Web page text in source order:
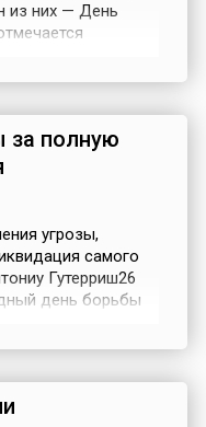
из них — День
за полную
угрозы,
самого
Гутерриш26
день борьбы